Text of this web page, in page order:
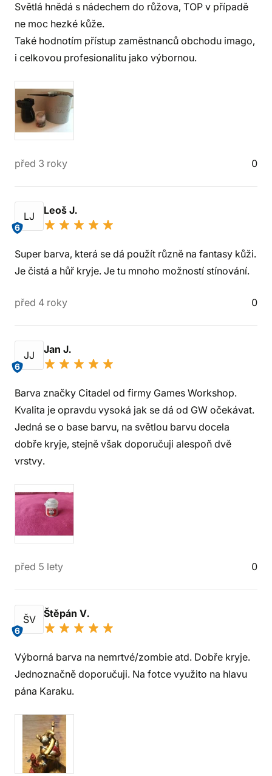
Světlá hnědá s nádechem do růžova, TOP v případě
ne moc hezké kůže.
Také hodnotím přístup zaměstnanců obchodu imago,
i celkovou profesionalitu jako výbornou.
před 3 roky 0
LJ
6
Leoš J.
Super barva, která se dá použít různě na fantasy kůži.
Je čistá a hůř kryje. Je tu mnoho možností stínování.
před 4 roky 0
JJ
6
Jan J.
Barva značky Citadel od firmy Games Workshop.
Kvalita je opravdu vysoká jak se dá od GW očekávat.
Jedná se o base barvu, na světlou barvu docela
dobře kryje, stejně však doporučuji alespoň dvě
vrstvy.
před 5 lety 0
ŠV
6
Štěpán V.
Výborná barva na nemrtvé/zombie atd. Dobře kryje.
Jednoznačně doporučuji. Na fotce využito na hlavu
pána Karaku.